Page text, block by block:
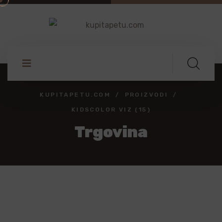
KUPITAPETU.COM PROIZVODI
KIDSCOLOR VIZ (15)
Trgovina